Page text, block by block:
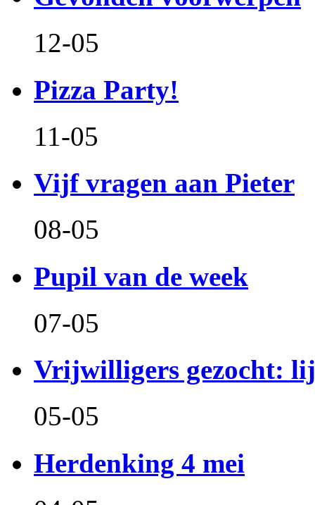
12-05
Pizza Party!
11-05
Vijf vragen aan Pieter
08-05
Pupil van de week
07-05
Vrijwilligers gezocht:
05-05
Herdenking 4 mei